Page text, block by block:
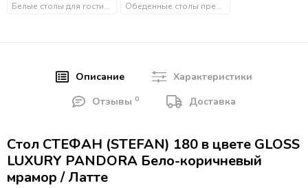
Белые столы для гостиной
Обеденные столы премиум
Описание
Характеристики
Отзывы 0 Доставка
Стол СТЕФАН (STEFAN) 180 в цвете GLOSS
LUXURY PANDORA Бело-коричневый
мрамор / Латте